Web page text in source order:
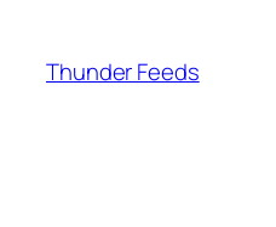
Thunder Feeds